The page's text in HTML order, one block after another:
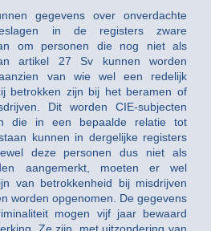
gegevens over onverdachte
in de registers zware
om personen die nog niet als
artikel 27 Sv kunnen worden
van wie wel een redelijk
betrokken zijn bij het beramen of
Dit worden CIE-subjecten
die in een bepaalde relatie tot
kunnen in dergelijke registers
deze personen dus niet als
aangemerkt, moeten er wel
van betrokkenheid bij misdrijven
worden opgenomen. De gegevens
mogen vijf jaar bewaard